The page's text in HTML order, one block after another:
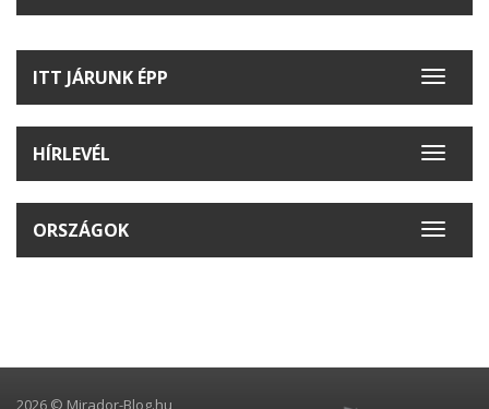
Toggle
ITT JÁRUNK ÉPP
Toggle
HÍRLEVÉL
Toggle
ORSZÁGOK
2026 © Mirador-Blog.hu